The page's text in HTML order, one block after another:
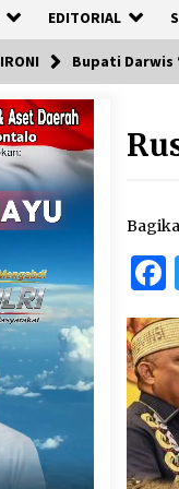
EDITORIAL
IRONI Bupati Darwis